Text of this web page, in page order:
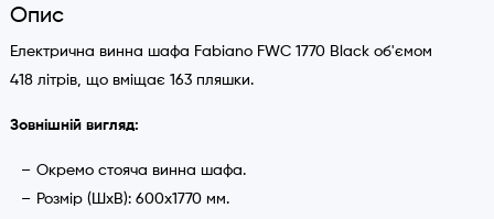
Опис
Електрична винна шафа Fabiano FWC 1770 Black об'ємом
418 літрів, що вміщає 163 пляшки.
Зовнішній вигляд:
Окремо стояча винна шафа.
Розмір (ШхВ): 600х1770 мм.